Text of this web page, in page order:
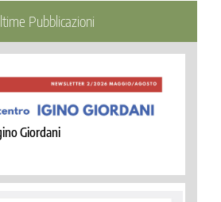
Pubblicazioni
Giordani